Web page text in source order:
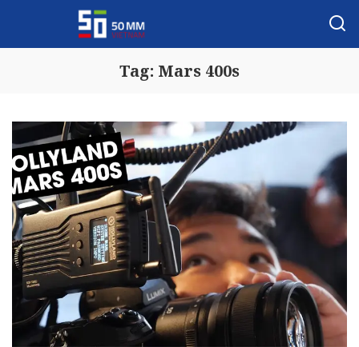
Tag: Mars 400s